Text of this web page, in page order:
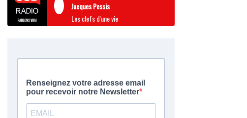
Jacques Pessis
Les clefs d'une vie